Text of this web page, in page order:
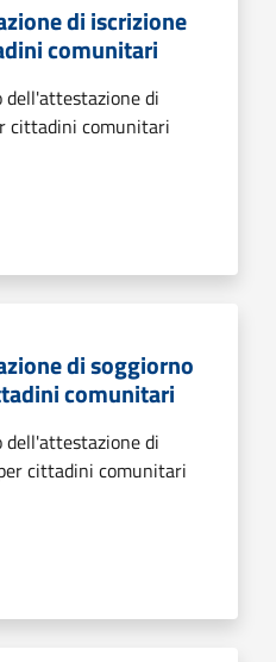
di iscrizione
comunitari
dell'attestazione di
cittadini comunitari
di soggiorno
comunitari
dell'attestazione di
cittadini comunitari